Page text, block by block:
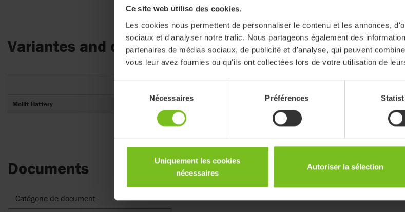
Ce site web utilise des cookies.
Les cookies nous permettent de personnaliser le contenu et les annonces,
sociaux et d'analyser notre trafic. Nous partageons également des
partenaires de médias sociaux, de publicité et d'analyse, qui peuvent
vous leur avez fournies ou qu'ils ont collectées lors de votre utilisation de
consentement
Nécessaires Préférences
Uniquement les cookies
nécessaires
Autoriser la sélection
Variantes and détails
Molift Battery
Documents
Catégorie de document